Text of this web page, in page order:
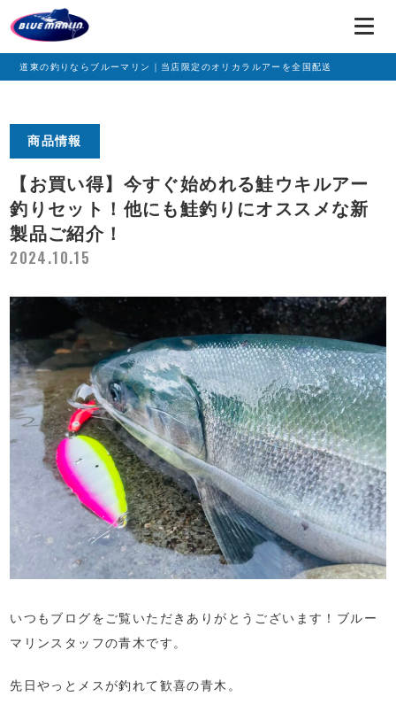
道東の釣りならブルーマリン｜当店限定のオリカラルアーを全国配送
商品情報
【お買い得】今すぐ始めれる鮭ウキルアー
釣りセット！他にも鮭釣りにオススメな新
製品ご紹介！
2024.10.15
いつもブログをご覧いただきありがとうございます！ブルー
マリンスタッフの青木です。
先日やっとメスが釣れて歓喜の青木。